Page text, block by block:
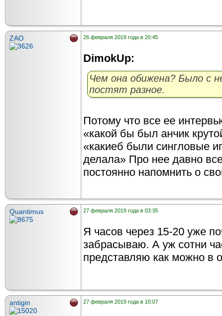
ZAO 26 февраля 2019 года в 20:45
DimokUp:
Чем она обижена? Было с
постят разное.
Потому что все ее
«какой бы был анчик
«какиеб были сингловые
делала» Про нее давно
постоянно напомнить о
Quantimus 27 февраля 2019 года в 03:35
Я часов через 15-20 уже
забрасываю. А уж сотни
представляю как можно в
antigin 27 февраля 2019 года в 10:07